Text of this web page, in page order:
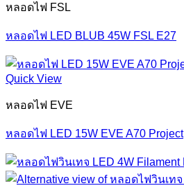
หลอดไฟ FSL
หลอดไฟ LED BLUB 45W FSL E27
Quick View
หลอดไฟ EVE
หลอดไฟ LED 15W EVE A70 Project